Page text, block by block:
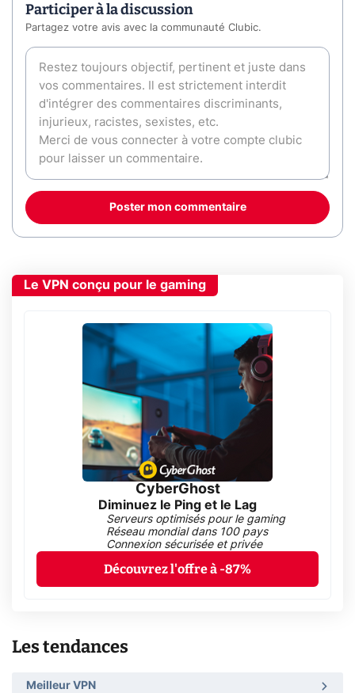
Participer à la discussion
Partagez votre avis avec la communauté Clubic.
Poster mon commentaire
Le VPN conçu pour le gaming
CyberGhost
Diminuez le Ping et le Lag
Serveurs optimisés pour le gaming
Réseau mondial dans 100 pays
Connexion sécurisée et privée
Découvrez l'offre à -87%
Les tendances
Meilleur VPN